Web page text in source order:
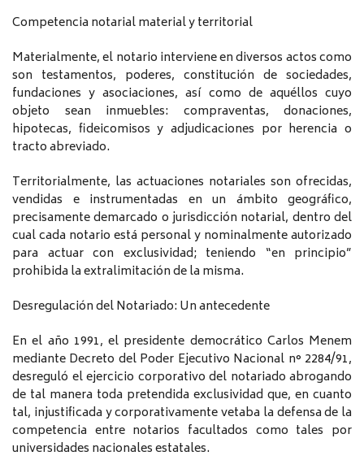
Competencia notarial material y territorial
Materialmente, el notario interviene en diversos actos como
son testamentos, poderes, constitución de sociedades,
fundaciones y asociaciones, así como de aquéllos cuyo
objeto sean inmuebles: compraventas, donaciones,
hipotecas, fideicomisos y adjudicaciones por herencia o
tracto abreviado.
Territorialmente, las actuaciones notariales son ofrecidas,
vendidas e instrumentadas en un ámbito geográfico,
precisamente demarcado o jurisdicción notarial, dentro del
cual cada notario está personal y nominalmente autorizado
para actuar con exclusividad; teniendo “en principio”
prohibida la extralimitación de la misma.
Desregulación del Notariado: Un antecedente
En el año 1991, el presidente democrático Carlos Menem
mediante Decreto del Poder Ejecutivo Nacional n° 2284/91,
desreguló el ejercicio corporativo del notariado abrogando
de tal manera toda pretendida exclusividad que, en cuanto
tal, injustificada y corporativamente vetaba la defensa de la
competencia entre notarios facultados como tales por
universidades nacionales estatales.